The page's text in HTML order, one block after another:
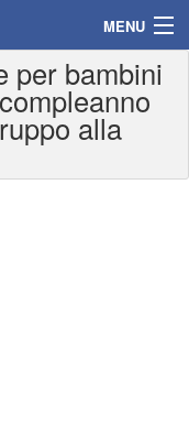
MENU
per bambini
alla